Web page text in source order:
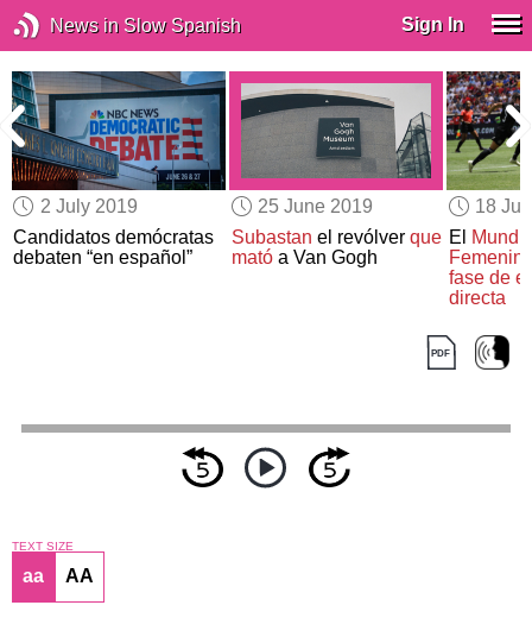
News in Slow Spanish Sign In
2 July 2019
Candidatos demócratas
debaten “en español”
25 June 2019
Subastan el revólver que
matóa Van Gogh
18
El
fase de
directa
TEXT SIZE
aa AA